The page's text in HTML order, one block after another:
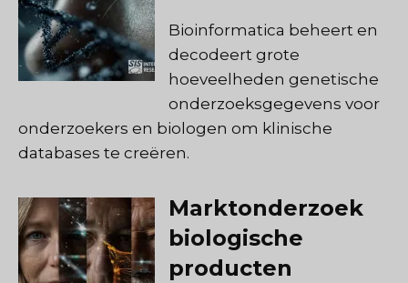
Bioinformatica beheert en
decodeert grote
hoeveelheden genetische
onderzoeksgegevens voor
onderzoekers en biologen om klinische
databases te creëren.
Marktonderzoek
biologische
producten